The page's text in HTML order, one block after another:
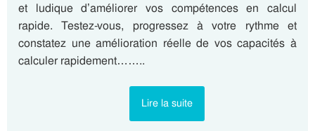
et ludique d’améliorer vos compétences en calcul
rapide. Testez-vous, progressez à votre rythme et
constatez une amélioration réelle de vos capacités à
calculer rapidement……..
Lire la suite